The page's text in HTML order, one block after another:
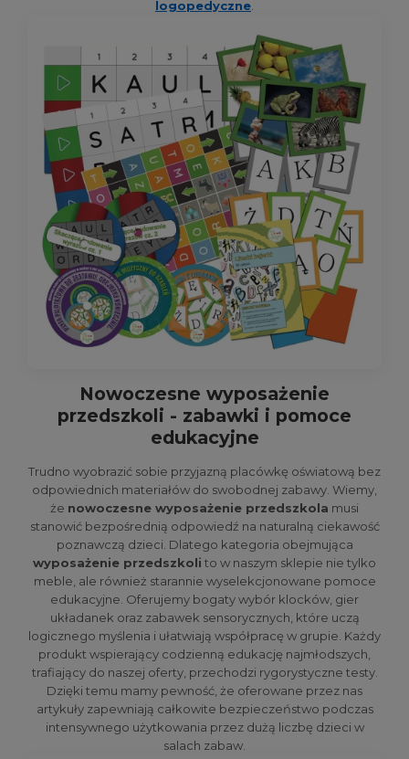
logopedyczne
Nowoczesne wyposażenie
przedszkoli - zabawki i pomoce
edukacyjne
Trudno wyobrazić sobie przyjazną placówkę oświatową bez
odpowiednich materiałów do swobodnej zabawy. Wiemy,
że nowoczesne wyposażenie przedszkola musi
stanowić bezpośrednią odpowiedź na naturalną ciekawość
poznawczą dzieci. Dlatego kategoria obejmująca
wyposażenie przedszkoli to w naszym sklepie nie tylko
meble, ale również starannie wyselekcjonowane pomoce
edukacyjne. Oferujemy bogaty wybór klocków, gier
układanek oraz zabawek sensorycznych, które uczą
logicznego myślenia i ułatwiają współpracę w grupie. Każdy
produkt wspierający codzienną edukację najmłodszych,
trafiający do naszej oferty, przechodzi rygorystyczne testy.
Dzięki temu mamy pewność, że oferowane przez nas
artykuły zapewniają całkowite bezpieczeństwo podczas
intensywnego użytkowania przez dużą liczbę dzieci w
salach zabaw.